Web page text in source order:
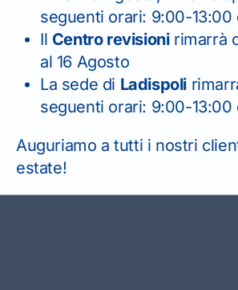
Converti la tua
circola in libertà
seguenti orari: 9:00-13:00
Il Centro revisionirimarrà
al 16 Agosto
La sede di Ladispoli
seguenti orari: 9:00-13:00
Auguriamo a tutti i nostri
estate!